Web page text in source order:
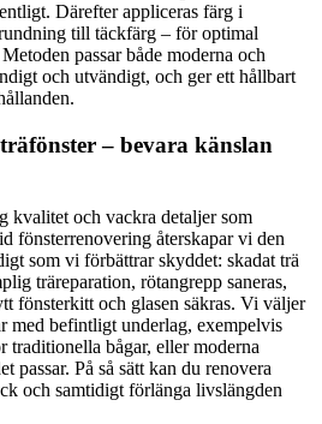
Därefter appliceras färg i
till täckfärg – för optimal
passar både moderna och
och utvändigt, och ger ett hållbart
– bevara känslan
kvalitet och vackra detaljer som
fönsterrenovering återskapar vi den
som vi förbättrar skyddet: skadat trä
träreparation, rötangrepp saneras,
fönsterkitt och glasen säkras. Vi väljer
med befintligt underlag, exempelvis
traditionella bågar, eller moderna
passar. På så sätt kan du renovera
och samtidigt förlänga livslängden